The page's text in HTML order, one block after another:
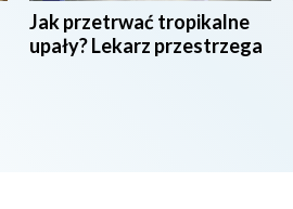
Jak przetrwać tropikalne
upały? Lekarz przestrzega